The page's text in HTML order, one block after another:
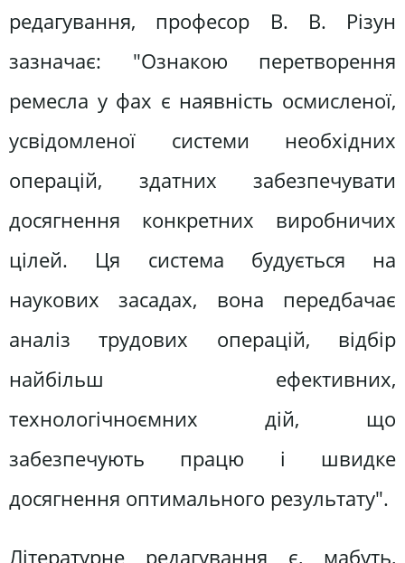
редагування, професор В. В. Різун
зазначає: "Ознакою перетворення
ремесла у фах є наявність осмисленої,
усвідомленої системи необхідних
операцій, здатних забезпечувати
досягнення конкретних виробничих
цілей. Ця система будується на
наукових засадах, вона передбачає
аналіз трудових операцій, відбір
найбільш ефективних,
технологічноємних дій, що
забезпечують працю і швидке
досягнення оптимального результату".
Літературне редагування є, мабуть,